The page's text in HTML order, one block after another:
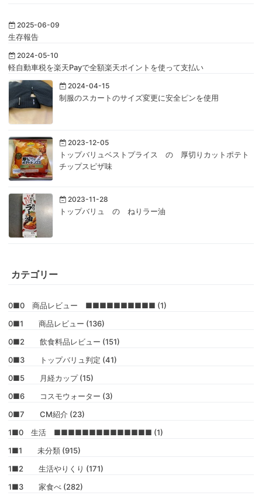
2025-06-09
生存報告
2024-05-10
軽自動車税を楽天Payで全額楽天ポイントを使って支払い
2024-04-15
制服のスカートのサイズ変更に安全ピンを使用
2023-12-05
トップバリュベストプライス の 厚切りカットポテト
チップスピザ味
2023-11-28
トップバリュ の ねりラー油
カテゴリー
0■0 商品レビュー ■■■■■■■■■■ (1)
0■1 商品レビュー (136)
0■2 飲食料品レビュー (151)
0■3 トップバリュ判定 (41)
0■5 月経カップ (15)
0■6 コスモウォーター (3)
0■7 CM紹介 (23)
1■0 生活 ■■■■■■■■■■■■■■ (1)
1■1 未分類 (915)
1■2 生活やりくり (171)
1■3 家食べ (282)